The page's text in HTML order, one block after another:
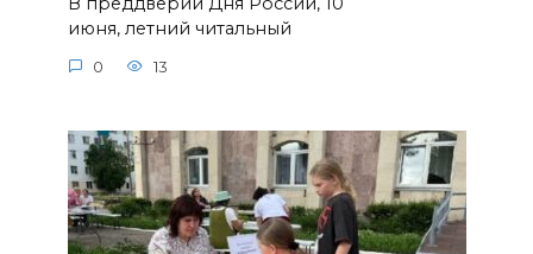
июня, летний читальный
0 13